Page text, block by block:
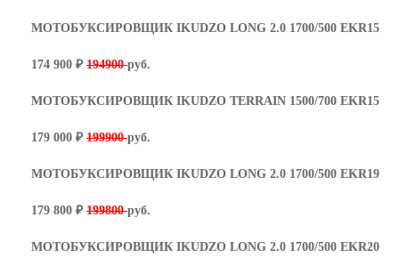
МОТОБУКСИРОВЩИК IKUDZO LONG 2.0 1700/500 EKR15
174 900 ₽ 194900руб.
МОТОБУКСИРОВЩИК IKUDZO TERRAIN 1500/700 EKR15
179 000 ₽ 199900руб.
МОТОБУКСИРОВЩИК IKUDZO LONG 2.0 1700/500 EKR19
179 800 ₽ 199800руб.
МОТОБУКСИРОВЩИК IKUDZO LONG 2.0 1700/500 EKR20